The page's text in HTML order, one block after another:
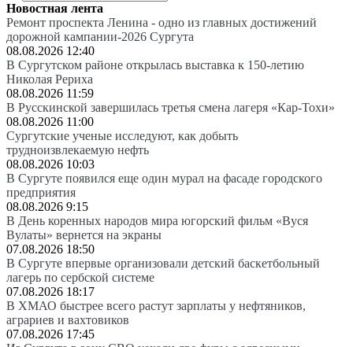
Новостная лента
Ремонт проспекта Ленина - одно из главных достижений
дорожной кампании-2026 Сургута
08.08.2026 12:40
В Сургутском районе открылась выставка к 150-летию
Николая Рериха
08.08.2026 11:59
В Русскинской завершилась третья смена лагеря «Кар-Тохи»
08.08.2026 11:00
Сургутские ученые исследуют, как добыть
трудноизвлекаемую нефть
08.08.2026 10:03
В Сургуте появился еще один мурал на фасаде городского
предприятия
08.08.2026 9:15
В День коренных народов мира югорский фильм «Вуся
Вулаты» вернется на экраны
07.08.2026 18:50
В Сургуте впервые организовали детский баскетбольный
лагерь по сербской системе
07.08.2026 18:17
В ХМАО быстрее всего растут зарплаты у нефтяников,
аграриев и вахтовиков
07.08.2026 17:45